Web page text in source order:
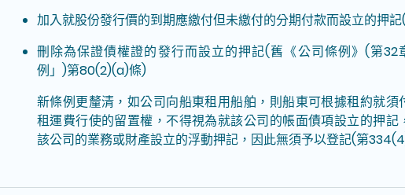
加入就股份發行價的到期應繳付但未繳付的分期付款而設立的押
刪除為保證債權證的發行而設立的押記(舊《公司條例》(第32
例」)第80(2)(a)條)
新條例更釐清，如公司向船東租用船舶，則船東可根據租約就須
租運費行使的留置權，不得視為就該公司的帳面債項設立的押記
該公司的業務或財產設立的浮動押記，因此無須予以登記(第